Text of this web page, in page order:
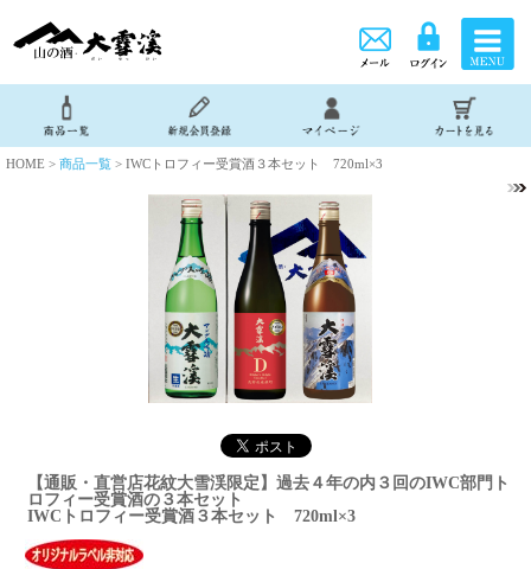
HOME > 商品一覧 > IWCトロフィー受賞酒３本セット 720ml×3
【通販・直営店花紋大雪渓限定】過去４年の内３回のIWC部門ト
ロフィー受賞酒の３本セット
IWCトロフィー受賞酒３本セット 720ml×3